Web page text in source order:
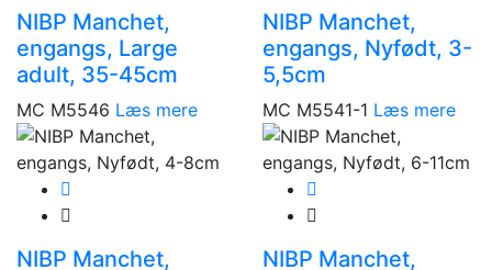
NIBP Manchet,
engangs, Large
adult, 35-45cm
MC M5546 Læs mere
NIBP Manchet,
engangs, Nyfødt, 3-
5,5cm
MC M5541-1 Læs mere
NIBP Manchet,
NIBP Manchet,